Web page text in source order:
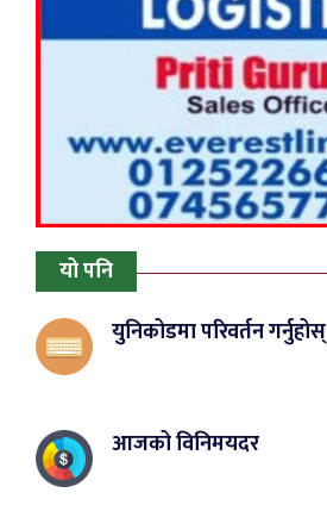
यो पनि
युनिकोडमा परिवर्तन गर्नुहोस्
आजको विनिमयदर